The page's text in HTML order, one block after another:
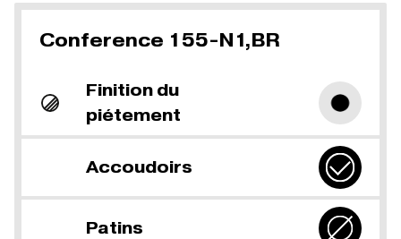
Conference 155-N1,BR
Finition du
piétement
Accoudoirs
Patins